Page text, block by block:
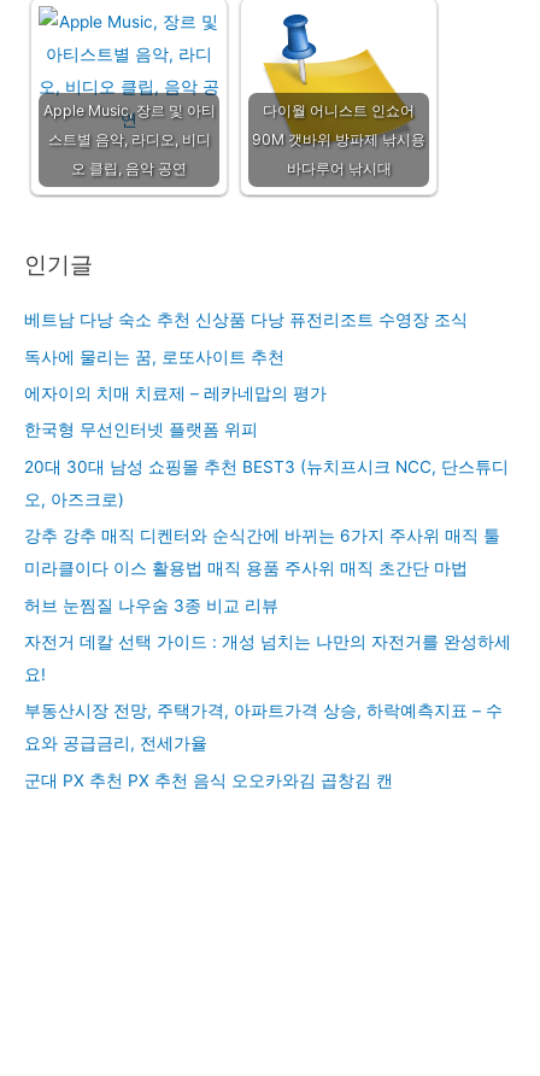
Apple Music, 장르 및 아티
스트별 음악, 라디오, 비디
오 클립, 음악 공연
다이월 어니스트 인쇼어
90M 갯바위 방파제 낚시용
바다루어 낚시대
인기글
베트남 다낭 숙소 추천 신상품 다낭 퓨전리조트 수영장 조식
독사에 물리는 꿈, 로또사이트 추천
에자이의 치매 치료제 – 레카네맙의 평가
한국형 무선인터넷 플랫폼 위피
20대 30대 남성 쇼핑몰 추천 BEST3 (뉴치프시크 NCC, 단스튜디
오, 아즈크로)
강추 강추 매직 디켄터와 순식간에 바뀌는 6가지 주사위 매직 툴
미라클이다 이스 활용법 매직 용품 주사위 매직 초간단 마법
허브 눈찜질 나우숨 3종 비교 리뷰
자전거 데칼 선택 가이드 : 개성 넘치는 나만의 자전거를 완성하세
요!
부동산시장 전망, 주택가격, 아파트가격 상승, 하락예측지표 – 수
요와 공급금리, 전세가율
군대 PX 추천 PX 추천 음식 오오카와김 곱창김 캔